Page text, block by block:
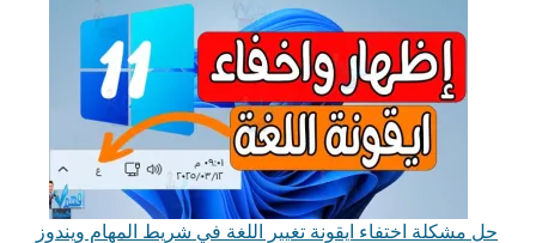
حل مشكلة اختفاء ايقونة تغيير اللغة في شريط المهام ويندوز